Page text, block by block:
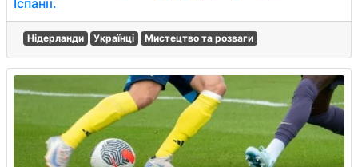
Іспанії.
Нідерланди Українці Мистецтво та розваги